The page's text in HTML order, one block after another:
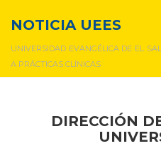
NOTICIA UEES
UNIVERSIDAD EVANGÉLICA DE EL
A PRÁCTICAS CLÍNICAS
DIRECCIÓN